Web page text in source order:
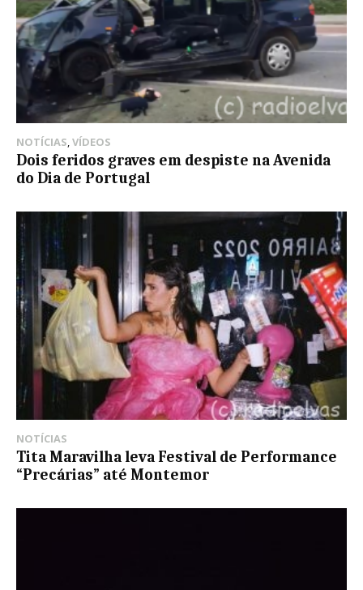
NOTÍCIAS,VÍDEOS
Dois feridos graves em despiste na Avenida
do Dia de Portugal
NOTÍCIAS
Tita Maravilha leva Festival de Performance
“Precárias” até Montemor